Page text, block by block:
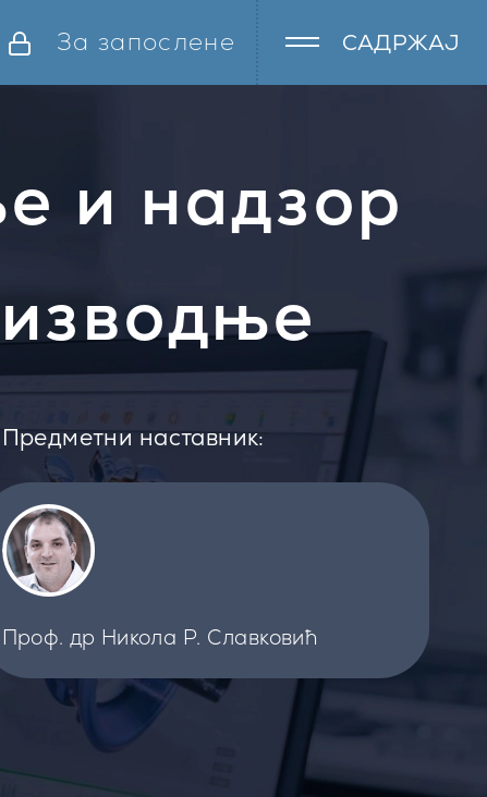
За запослене САДРЖАЈ
и надзор
Предметни наставник:
Проф. др Никола Р. Славковић